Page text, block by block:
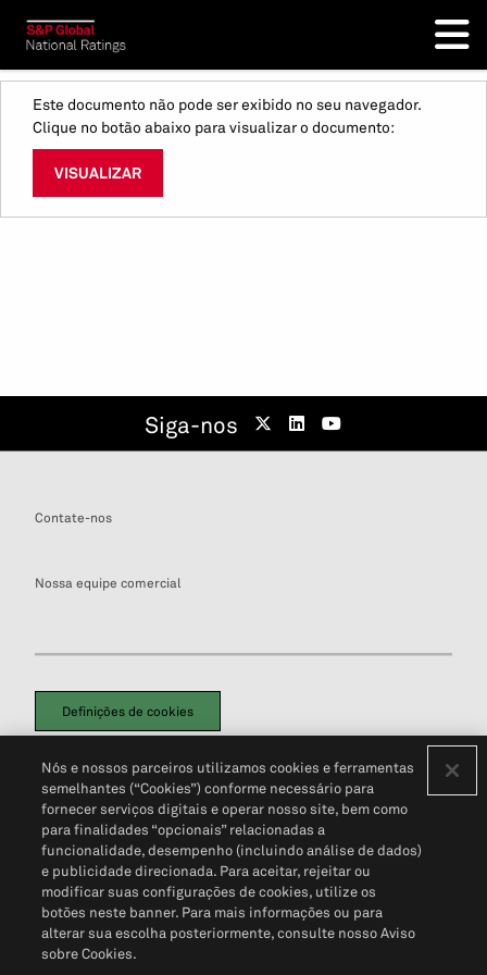
Este documento não pode ser exibido no seu navegador.
Clique no botão abaixo para visualizar o documento:
VISUALIZAR
Siga-nos
Contate-nos
Nossa equipe comercial
Definições de cookies
Política de PrivacidadePortal de privacidade do cliente (em inglês)
Não Venda Minhas Informações Pessoais© 2026 S&P Global
Nós e nossos parceiros utilizamos cookies e ferramentas
semelhantes (“Cookies”) conforme necessário para
fornecer serviços digitais e operar nosso site, bem como
para finalidades “opcionais” relacionadas a
funcionalidade, desempenho (incluindo análise de dados)
e publicidade direcionada. Para aceitar, rejeitar ou
modificar suas configurações de cookies, utilize os
botões neste banner. Para mais informações ou para
alterar sua escolha posteriormente, consulte nosso Aviso
sobre Cookies.